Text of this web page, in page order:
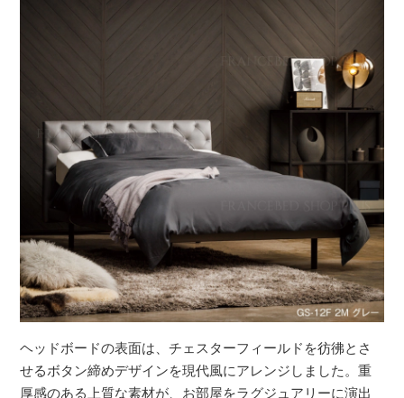
ヘッドボードの表面は、チェスターフィールドを彷彿とさ
せるボタン締めデザインを現代風にアレンジしました。重
厚感のある上質な素材が、お部屋をラグジュアリーに演出